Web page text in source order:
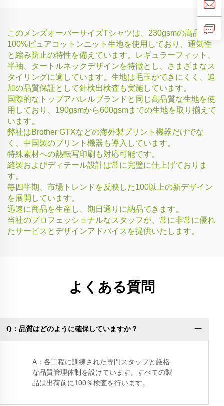
このメンズオーバーサイズTシャツは、230gsmの高品質
100%ピュアコットンニット生地を使用しており、通気性
と縮み防止の特性を備えています。レギュラーフィット、
半袖、タートルネックデザインを特徴とし、さまざまなス
タイリングに適しています。生地は毛玉ができにくく、追
加の品質保証として針検出検査も実施しています。
国際的なトップアパレルブランドと同じ高品質な生地を使
用しており、190gsmから600gsmまでの生地を取り揃えて
います。
弊社はBrother GTXなどの海外製プリント機器だけでな
く、中国製のプリント機器も導入しています。
特殊素材への熱転写印刷も対応可能です。
縫製およびディテール設計は常に完璧に仕上げておりま
す。
毎四半期、市場トレンドを反映した100以上の新デザイン
を展開しています。
迅速に商品を生産し、期日通りに納品できます。
当社のプロフェッショナルなスタッフが、常に非常に優れ
たサービスとデザインアドバイスを提供いたします。
よくある質問
Q：品質はどのように確保していますか？
A：各工程に訓練された専門スタッフと厳格
な品質管理体制を設けています。すべての製
品は出荷前に100％検査を行います。